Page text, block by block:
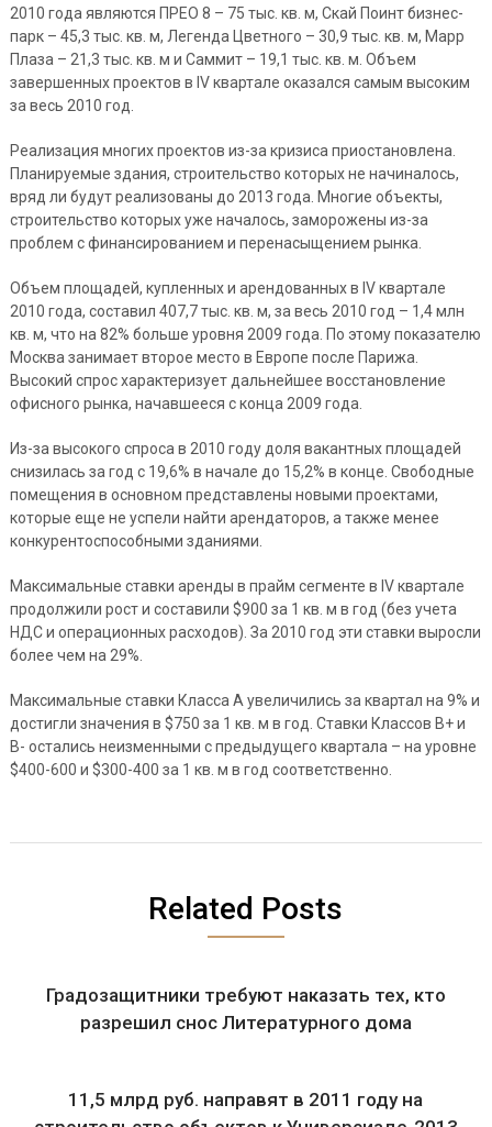
2010 года являются ПРЕО 8 – 75 тыс. кв. м, Скай Поинт бизнес-
парк – 45,3 тыс. кв. м, Легенда Цветного – 30,9 тыс. кв. м, Марр
Плаза – 21,3 тыс. кв. м и Саммит – 19,1 тыс. кв. м. Объем
завершенных проектов в IV квартале оказался самым высоким
за весь 2010 год.
Реализация многих проектов из-за кризиса приостановлена.
Планируемые здания, строительство которых не начиналось,
вряд ли будут реализованы до 2013 года. Многие объекты,
строительство которых уже началось, заморожены из-за
проблем с финансированием и перенасыщением рынка.
Объем площадей, купленных и арендованных в IV квартале
2010 года, составил 407,7 тыс. кв. м, за весь 2010 год – 1,4 млн
кв. м, что на 82% больше уровня 2009 года. По этому показателю
Москва занимает второе место в Европе после Парижа.
Высокий спрос характеризует дальнейшее восстановление
офисного рынка, начавшееся с конца 2009 года.
Из-за высокого спроса в 2010 году доля вакантных площадей
снизилась за год с 19,6% в начале до 15,2% в конце. Свободные
помещения в основном представлены новыми проектами,
которые еще не успели найти арендаторов, а также менее
конкурентоспособными зданиями.
Максимальные ставки аренды в прайм сегменте в IV квартале
продолжили рост и составили $900 за 1 кв. м в год (без учета
НДС и операционных расходов). За 2010 год эти ставки выросли
более чем на 29%.
Максимальные ставки Класса A увеличились за квартал на 9% и
достигли значения в $750 за 1 кв. м в год. Ставки Классов В+ и
В- остались неизменными с предыдущего квартала – на уровне
$400-600 и $300-400 за 1 кв. м в год соответственно.
Related Posts
Градозащитники требуют наказать тех, кто
разрешил снос Литературного дома
11,5 млрд руб. направят в 2011 году на